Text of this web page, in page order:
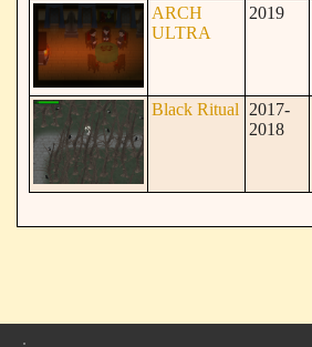
ARCH
ULTRA
2019
Black Ritual
2017-
2018
.